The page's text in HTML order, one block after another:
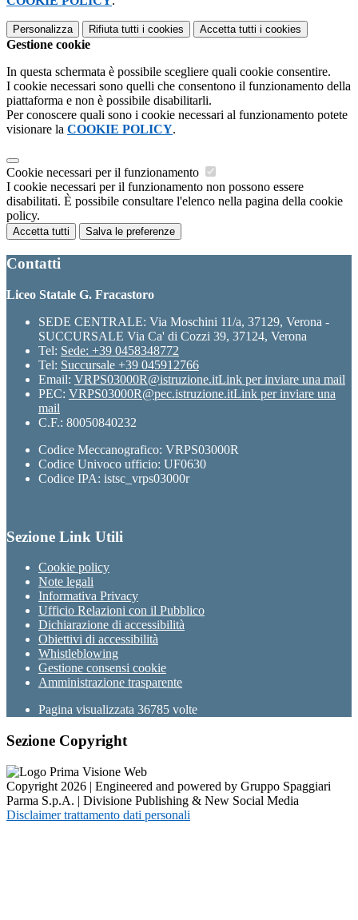
Personalizza Rifiuta tutti i cookies Accetta tutti i cookies
Gestione cookie
In questa schermata è possibile scegliere quali cookie consentire.
I cookie necessari sono quelli che consentono il funzionamento della
piattaforma e non è possibile disabilitarli.
Per conoscere quali sono i cookie necessari al funzionamento potete
visionare la COOKIE POLICY.
Cookie necessari per il funzionamento
I cookie necessari per il funzionamento non possono essere
disabilitati. È possibile consultare l'elenco nella pagina della cookie
policy.
Accetta tutti Salva le preferenze
Contatti
Liceo Statale G. Fracastoro
SEDE CENTRALE: Via Moschini 11/a, 37129, Verona -
SUCCURSALE Via Ca' di Cozzi 39, 37124, Verona
Tel: Sede: +39 0458348772
Tel: Succursale +39 045912766
Email: VRPS03000R@istruzione.itLink per inviare una mail
PEC: VRPS03000R@pec.istruzione.itLink per inviare una
mail
C.F.: 80050840232
Codice Meccanografico: VRPS03000R
Codice Univoco ufficio: UF0630
Codice IPA: istsc_vrps03000r
Sezione Link Utili
Cookie policy
Note legali
Informativa Privacy
Ufficio Relazioni con il Pubblico
Dichiarazione di accessibilità
Obiettivi di accessibilità
Whistleblowing
Gestione consensi cookie
Amministrazione trasparente
Pagina visualizzata 36785 volte
Sezione Copyright
Copyright 2026 | Engineered and powered by Gruppo Spaggiari
Parma S.p.A. | Divisione Publishing & New Social Media
Disclaimer trattamento dati personali